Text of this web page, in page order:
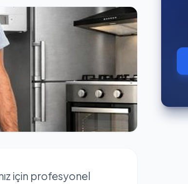
için profesyonel